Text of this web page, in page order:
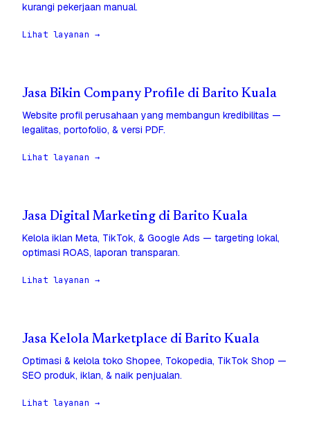
kurangi pekerjaan manual.
Lihat layanan →
Jasa Bikin Company Profile di Barito Kuala
Website profil perusahaan yang membangun kredibilitas —
legalitas, portofolio, & versi PDF.
Lihat layanan →
Jasa Digital Marketing di Barito Kuala
Kelola iklan Meta, TikTok, & Google Ads — targeting lokal,
optimasi ROAS, laporan transparan.
Lihat layanan →
Jasa Kelola Marketplace di Barito Kuala
Optimasi & kelola toko Shopee, Tokopedia, TikTok Shop —
SEO produk, iklan, & naik penjualan.
Lihat layanan →